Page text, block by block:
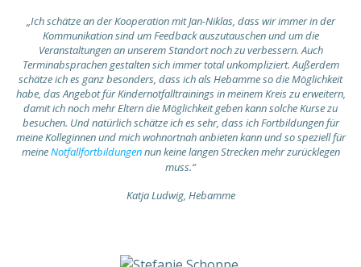
„Ich schätze an der Kooperation mit Jan-Niklas, dass wir immer in der
Kommunikation sind um Feedback auszutauschen und um die
Veranstaltungen an unserem Standort noch zu verbessern. Auch
Terminabsprachen gestalten sich immer total unkompliziert. Außerdem
schätze ich es ganz besonders, dass ich als Hebamme so die Möglichkeit
habe, das Angebot für Kindernotfalltrainings in meinem Kreis zu erweitern,
damit ich noch mehr Eltern die Möglichkeit geben kann solche Kurse zu
besuchen. Und natürlich schätze ich es sehr, dass ich Fortbildungen für
meine Kolleginnen und mich wohnortnah anbieten kann und so speziell für
meineNotfallfortbildungennun keine langen Strecken mehr zurücklegen
muss.“
Katja Ludwig, Hebamme